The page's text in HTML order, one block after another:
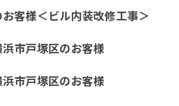
お客様＜ビル内装改修工事＞
浜市戸塚区のお客様
浜市戸塚区のお客様